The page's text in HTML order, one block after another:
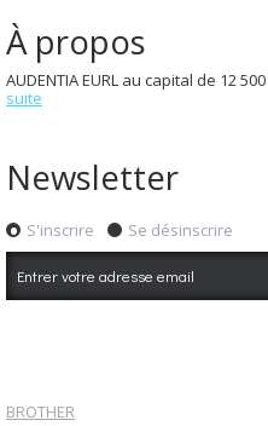
À propos
AUDENTIA EURL au capital de 12
suite
Newsletter
S'inscrire Se désinscrire
BROTHER